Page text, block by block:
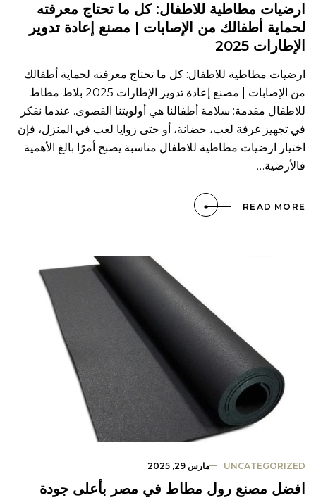
ارضيات مطاطية للاطفال: كل ما تحتاج معرفته
لحماية أطفالك من الإصابات | مصنع إعادة تدوير
الإطارات 2025
ارضيات مطاطية للاطفال: كل ما تحتاج معرفته لحماية أطفالك
من الإصابات | مصنع إعادة تدوير الإطارات 2025 بلاط مطاط
للاطفال مقدمة: سلامة أطفالنا هي أولويتنا القصوى. عندما نفكر
في تجهيز غرفة لعب، حضانة، أو حتى زوايا لعب في المنزل، فإن
اختيار ارضيات مطاطية للاطفال مناسبة يصبح أمرًا بالغ الأهمية.
فالأرضية…
READ MORE
UNCATEGORIZED مارس 29, 2025
افضل مصنع رول مطاط في مصر بأعلى جودة